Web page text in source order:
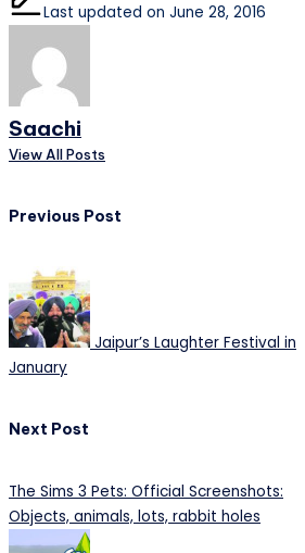
Last updated on June 28, 2016
Saachi
View All Posts
Post
navigation
Previous Post
Jaipur’s Laughter Festival in
January
Next Post
The Sims 3 Pets: Official Screenshots:
Objects, animals, lots, rabbit holes